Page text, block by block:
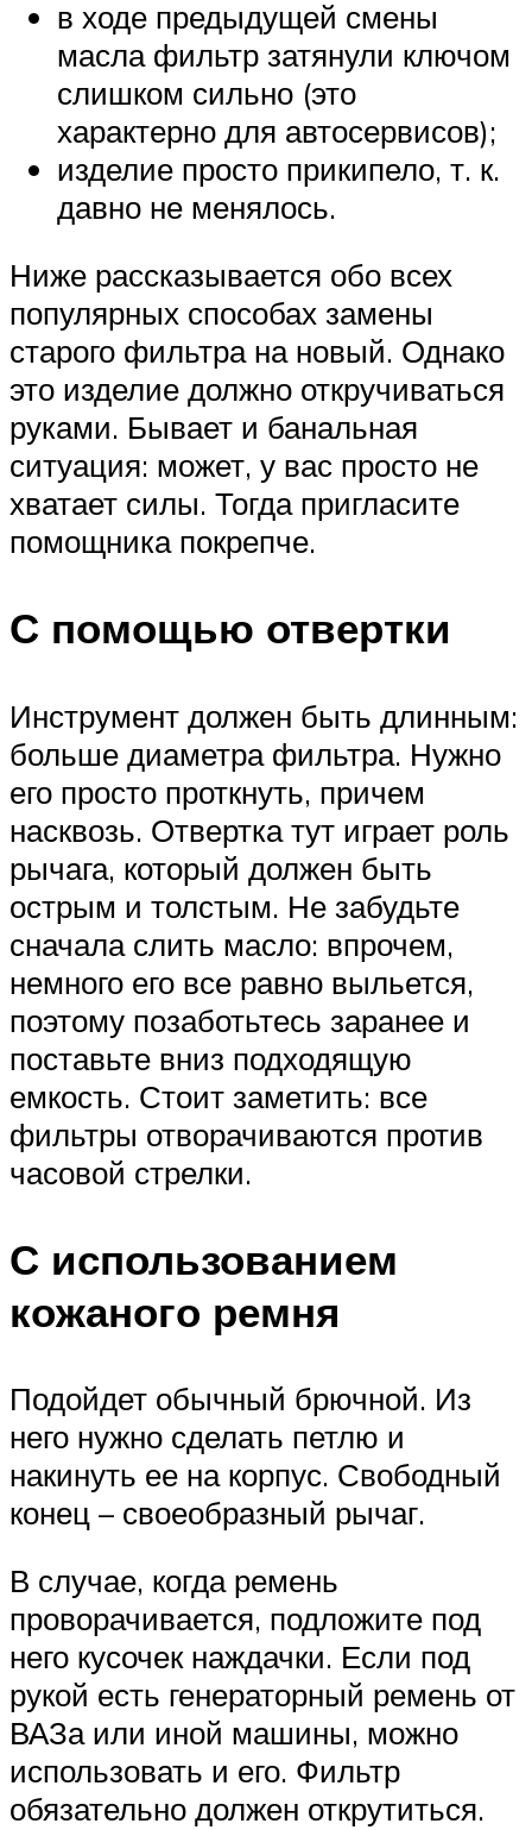
в ходе предыдущей смены
масла фильтр затянули ключом
слишком сильно (это
характерно для автосервисов);
изделие просто прикипело, т. к.
давно не менялось.
Ниже рассказывается обо всех
популярных способах замены
старого фильтра на новый. Однако
это изделие должно откручиваться
руками. Бывает и банальная
ситуация: может, у вас просто не
хватает силы. Тогда пригласите
помощника покрепче.
С помощью отвертки
Инструмент должен быть длинным:
больше диаметра фильтра. Нужно
его просто проткнуть, причем
насквозь. Отвертка тут играет роль
рычага, который должен быть
острым и толстым. Не забудьте
сначала слить масло: впрочем,
немного его все равно выльется,
поэтому позаботьтесь заранее и
поставьте вниз подходящую
емкость. Стоит заметить: все
фильтры отворачиваются против
часовой стрелки.
С использованием
кожаного ремня
Подойдет обычный брючной. Из
него нужно сделать петлю и
накинуть ее на корпус. Свободный
конец – своеобразный рычаг.
В случае, когда ремень
проворачивается, подложите под
него кусочек наждачки. Если под
рукой есть генераторный ремень от
ВАЗа или иной машины, можно
использовать и его. Фильтр
обязательно должен открутиться.